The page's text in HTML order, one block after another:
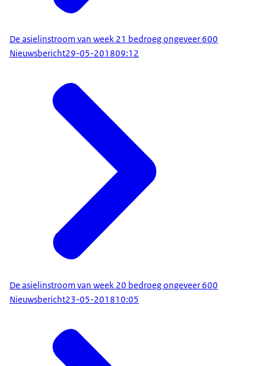
De asielinstroom van week 21 bedroeg ongeveer 600
Nieuwsbericht29-05-201809:12
De asielinstroom van week 20 bedroeg ongeveer 600
Nieuwsbericht23-05-201810:05